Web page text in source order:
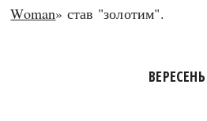
Woman» став "золотим".
ВЕРЕСЕНЬ